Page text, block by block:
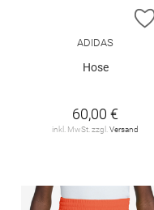
ADIDAS
Hose
60,00 €
inkl. MwSt. zzgl. Versand